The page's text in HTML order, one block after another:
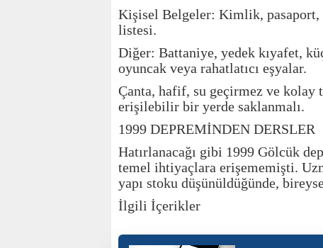
Kişisel Belgeler: Kimlik,
listesi.
Diğer: Battaniye, yedek kıyafet,
oyuncak veya rahatlatıcı eşyalar.
Çanta, hafif, su geçirmez ve kolay
erişilebilir bir yerde saklanmalı.
1999 DEPREMİNDEN DERSLER
Hatırlanacağı gibi 1999 Gölcük
temel ihtiyaçlara erişememişti.
yapı stoku düşünüldüğünde,
İlgili İçerikler